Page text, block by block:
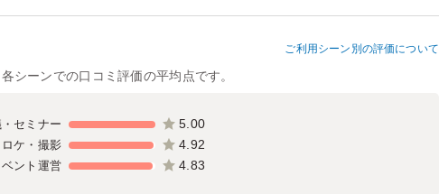
ご利用シーン別の評価について
シーンでの口コミ評価の平均点です。
セミナー 5.00
ロケ・撮影 4.92
ベント運営 4.83